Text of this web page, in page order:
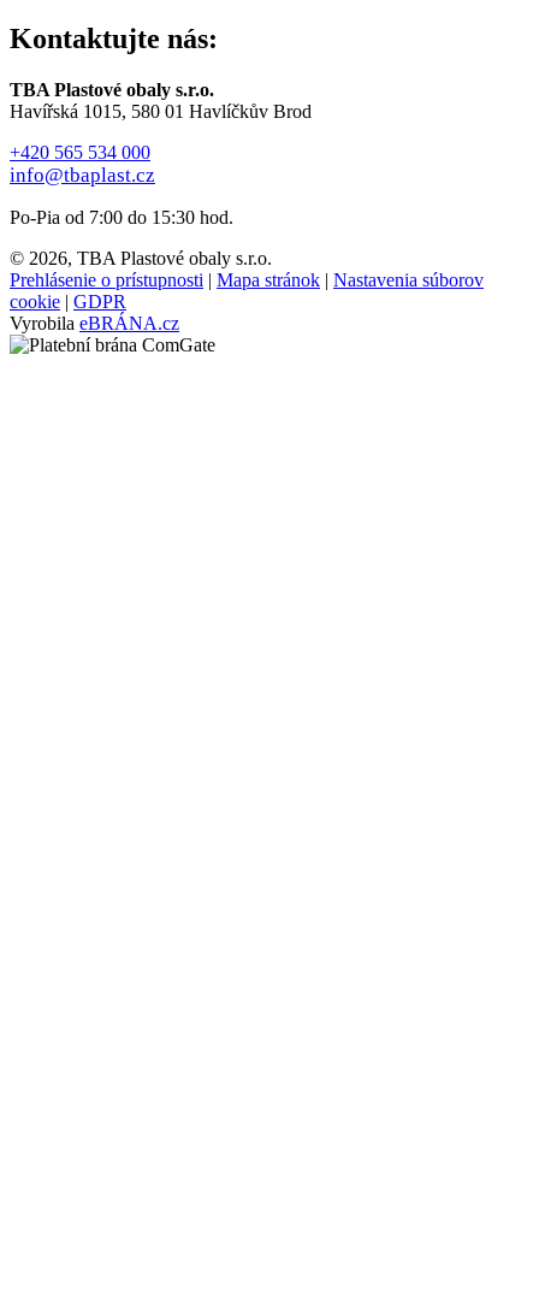
Kontaktujte nás:
TBA Plastové obaly s.r.o.
Havířská 1015, 580 01 Havlíčkův Brod
+420 565 534 000
info@tbaplast.cz
Po-Pia od 7:00 do 15:30 hod.
© 2026, TBA Plastové obaly s.r.o.
Prehlásenie o prístupnosti | Mapa stránok | Nastavenia súborov
cookie | GDPR
Vyrobila eBRÁNA.cz